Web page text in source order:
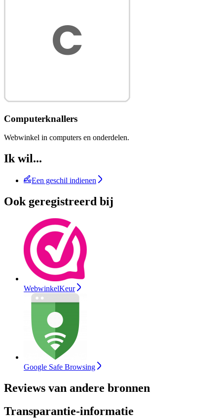
Computerknallers
Webwinkel in computers en onderdelen.
Ik wil...
Een geschil indienen
Ook geregistreerd bij
WebwinkelKeur
Google Safe Browsing
Reviews van andere bronnen
Transparantie-informatie